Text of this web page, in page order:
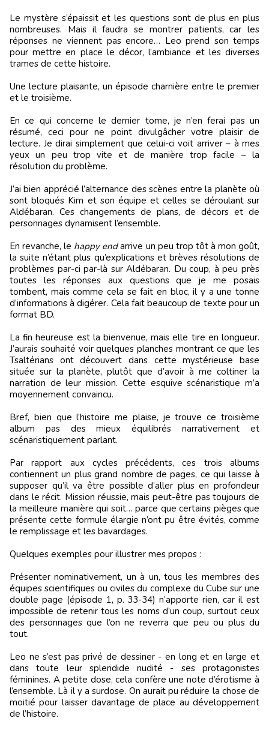
Le mystère s’épaissit et les questions sont de plus en plus
nombreuses. Mais il faudra se montrer patients, car les
réponses ne viennent pas encore… Leo prend son temps
pour mettre en place le décor, l’ambiance et les diverses
trames de cette histoire.
Une lecture plaisante, un épisode charnière entre le premier
et le troisième.
En ce qui concerne le dernier tome, je n’en ferai pas un
résumé, ceci pour ne point divulgâcher votre plaisir de
lecture. Je dirai simplement que celui-ci voit arriver – à mes
yeux un peu trop vite et de manière trop facile – la
résolution du problème.
J’ai bien apprécié l’alternance des scènes entre la planète où
sont bloqués Kim et son équipe et celles se déroulant sur
Aldébaran. Ces changements de plans, de décors et de
personnages dynamisent l’ensemble.
En revanche, le happy endarrive un peu trop tôt à mon goût,
la suite n’étant plus qu’explications et brèves résolutions de
problèmes par-ci par-là sur Aldébaran. Du coup, à peu près
toutes les réponses aux questions que je me posais
tombent, mais comme cela se fait en bloc, il y a une tonne
d’informations à digérer. Cela fait beaucoup de texte pour un
format BD.
La fin heureuse est la bienvenue, mais elle tire en longueur.
J’aurais souhaité voir quelques planches montrant ce que les
Tsaltérians ont découvert dans cette mystérieuse base
située sur la planète, plutôt que d’avoir à me coltiner la
narration de leur mission. Cette esquive scénaristique m’a
moyennement convaincu.
Bref, bien que l’histoire me plaise, je trouve ce troisième
album pas des mieux équilibrés narrativement et
scénaristiquement parlant.
Par rapport aux cycles précédents, ces trois albums
contiennent un plus grand nombre de pages, ce qui laisse à
supposer qu’il va être possible d’aller plus en profondeur
dans le récit. Mission réussie, mais peut-être pas toujours de
la meilleure manière qui soit… parce que certains pièges que
présente cette formule élargie n’ont pu être évités, comme
le remplissage et les bavardages.
Quelques exemples pour illustrer mes propos :
Présenter nominativement, un à un, tous les membres des
équipes scientifiques ou civiles du complexe du Cube sur une
double page (épisode 1, p. 33-34) n’apporte rien, car il est
impossible de retenir tous les noms d’un coup, surtout ceux
des personnages que l’on ne reverra que peu ou plus du
tout.
Leo ne s’est pas privé de dessiner - en long et en large et
dans toute leur splendide nudité - ses protagonistes
féminines. A petite dose, cela confère une note d’érotisme à
l’ensemble. Là il y a surdose. On aurait pu réduire la chose de
moitié pour laisser davantage de place au développement
de l’histoire.